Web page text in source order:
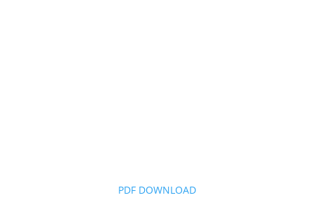
PDF DOWNLOAD